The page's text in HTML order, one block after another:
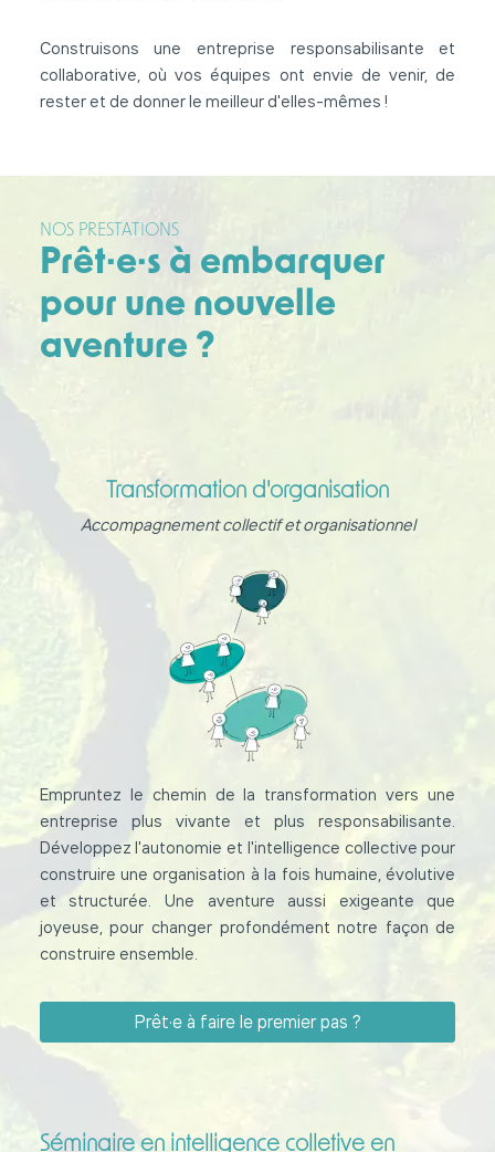
Construisons une entreprise responsabilisante et
collaborative, où vos équipes ont envie de venir, de
rester et de donner le meilleur d'elles-mêmes !
NOS PRESTATIONS
Prêt·e·s à embarquer
pour une nouvelle
aventure ?
Transformation d'organisation
Accompagnement collectif et organisationnel
Empruntez le chemin de la transformation vers une
entreprise plus vivante et plus responsabilisante.
Développez l'autonomie et l'intelligence collective pour
construire une organisation à la fois humaine, évolutive
et structurée. Une aventure aussi exigeante que
joyeuse, pour changer profondément notre façon de
construire ensemble.
Prêt·e à faire le premier pas ?
Séminaire en intelligence colletive en